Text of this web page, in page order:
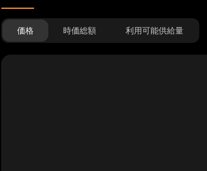
価格 時価総額 利用可能供給量